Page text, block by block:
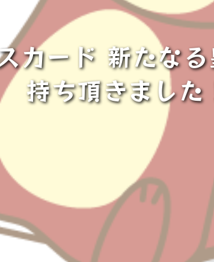
カード 新たな
持ち頂きました